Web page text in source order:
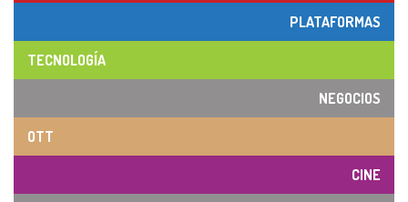
PLATAFORMAS
TECNOLOGÍA
NEGOCIOS
OTT
CINE